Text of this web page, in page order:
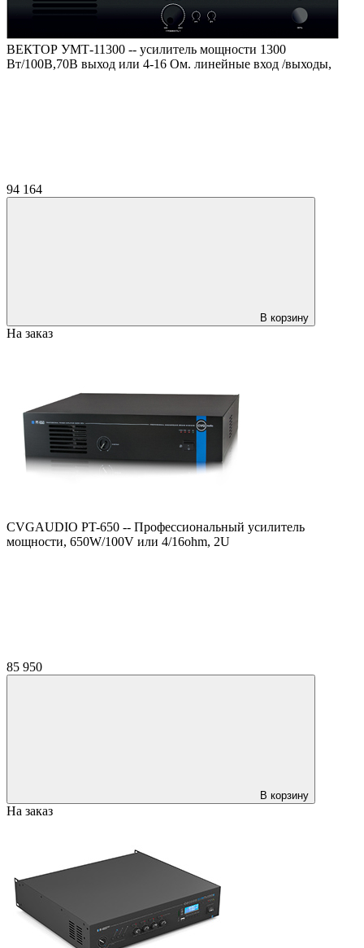
ВЕКТОР УМТ-11300 -- усилитель мощности 1300
Вт/100В,70В выход или 4-16 Ом. линейные вход /выходы,
94 164
В корзину
На заказ
CVGAUDIO PT-650 -- Профессиональный усилитель
мощности, 650W/100V или 4/16ohm, 2U
85 950
В корзину
На заказ